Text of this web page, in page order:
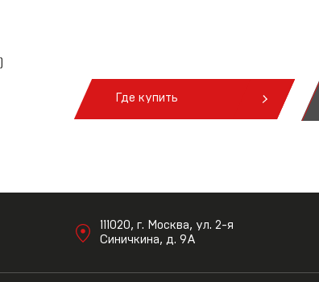
Где купить
111020, г. Москва, ул. 2-я
Синичкина, д. 9А